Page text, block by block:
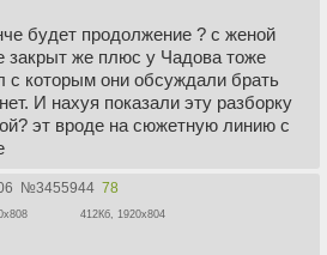
будет продолжение ? с женой
закрыт же плюс у Чадова тоже
с которым они обсуждали брать
И нахуя показали эту разборку
эт вроде на сюжетную линию с
№3455944 78
412Кб, 1920x804